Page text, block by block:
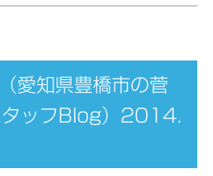
愛知県豊橋市の菅
タッフBlog）2014.